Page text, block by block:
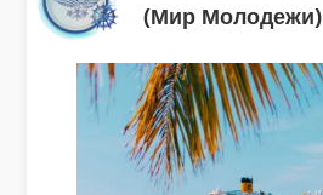
(Мир Молодежи)